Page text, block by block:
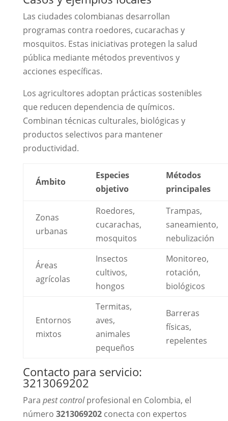
Las ciudades colombianas desarrollan
programas contra roedores, cucarachas y
mosquitos. Estas iniciativas protegen la salud
pública mediante métodos preventivos y
acciones específicas.
Los agricultores adoptan prácticas sostenibles
que reducen dependencia de químicos.
Combinan técnicas culturales, biológicas y
productos selectivos para mantener
productividad.
Ámbito
Especies
objetivo
Métodos
principales
Zonas
urbanas
Roedores,
cucarachas,
mosquitos
Trampas,
saneamiento,
nebulización
Áreas
agrícolas
Insectos
cultivos,
hongos
Monitoreo,
rotación,
biológicos
Entornos
mixtos
Termitas,
aves,
animales
pequeños
Barreras
físicas,
repelentes
Contacto para servicio:
3213069202
Para pest controlprofesional en Colombia, el
número 3213069202conecta con expertos